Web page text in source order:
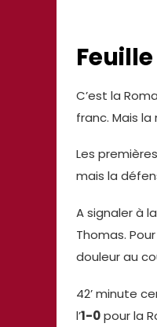
C’est la
franc. Mais
Les
mais la
A signaler à
Thomas.
douleur au
42’ minute
l’1-0pour la